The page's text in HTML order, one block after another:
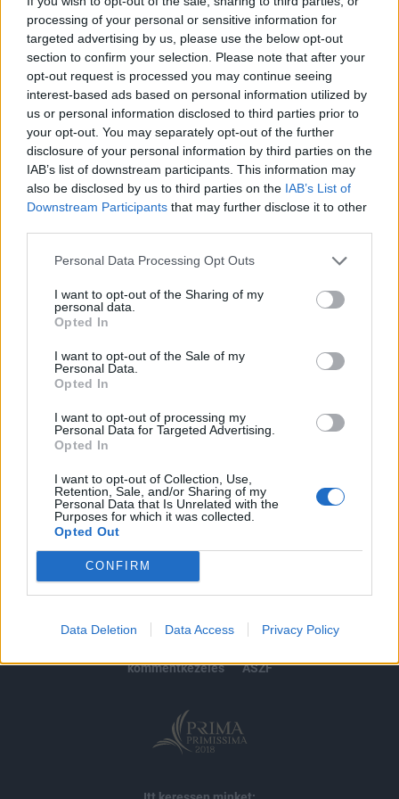
processing of your personal or sensitive information for
targeted advertising by us, please use the below opt-out
section to confirm your selection. Please note that after your
opt-out request is processed you may continue seeing
interest-based ads based on personal information utilized by
us or personal information disclosed to third parties prior to
your opt-out. You may separately opt-out of the further
disclosure of your personal information by third parties on the
IAB’s list of downstream participants. This information may
also be disclosed by us to third parties on the IAB’s List of
Downstream Participants that may further disclose it to other
Personal Data Processing Opt Outs
I want to opt-out of the Sharing of my
personal data.
Opted In
I want to opt-out of the Sale of my
Personal Data.
Opted In
I want to opt-out of processing my
Personal Data for Targeted Advertising.
Opted In
I want to opt-out of Collection, Use,
Retention, Sale, and/or Sharing of my
Personal Data that Is Unrelated with the
Purposes for which it was collected.
Opted Out
CONFIRM
Data Deletion Data Access Privacy Policy
időszámítást választó országokban 2021. március 27-én, a
télit választóknak október 31-én kellene utoljára állítaniuk
az órát. Korábban azt lehetett várni, hogy már jövőre
megszűnik az óraátállítás, az Európai Bizottság ugyanis
ezt javasolta...
KEDVES OLVASÓNK!
A keresett cikk a portfolio.hu hírarchívumához
tartozik, melynek olvasása előfizetéses
regisztrációhoz kötött.
Az előfizetés a következőket tartalmazza:
Portfolio.hu teljes cikkarchívum
Kötéslisták: BÉT elmúlt 2 év napon belüli
kötéslistái
MÁR ELŐFIZETŐNK VAGY? BEJELENTKEZÉS
© 2026 Portfolio
szerzői jogok médiaajánlat
karrier
kommentkezelés
ÁSZF